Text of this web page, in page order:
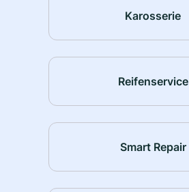
Karosserie
Reifenservice
Smart Repair